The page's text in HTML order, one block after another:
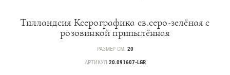
Тилландсия Ксерографика св.серо-зелёная с
розовинкой припылённая
РАЗМЕР СМ. 20
АРТИКУЛ 20.091607-LGR